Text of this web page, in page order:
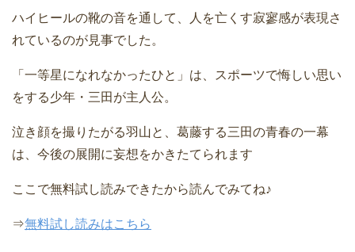
ハイヒールの靴の音を通して、人を亡くす寂寥感が表現さ
れているのが見事でした。
「一等星になれなかったひと」は、スポーツで悔しい思い
をする少年・三田が主人公。
泣き顔を撮りたがる羽山と、葛藤する三田の青春の一幕
は、今後の展開に妄想をかきたてられます
ここで無料試し読みできたから読んでみてね♪
⇒無料試し読みはこちら